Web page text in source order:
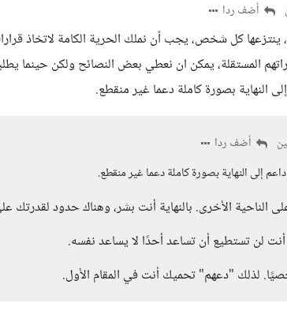
أضف ردا
ينتزعها كل شخص، يجب أن نملك الحرية الكامة لاتخاذ
المستقلة، يمكن ان نعطي بعض النصائح ولكن حينما
النهاية بصورة كاملة دعما غير منقطع.
أضف ردا
إلى النهاية بصورة كاملة دعما غير منقطع.
الناحية الأخرى. بالنهاية أنت بشر، وهناك حدود لقدرتك
لن تستطيع أن تساعد أحدًا لا يساعد نفسه.
لذلك "دعهم" تحميك أنت في المقام الأول.